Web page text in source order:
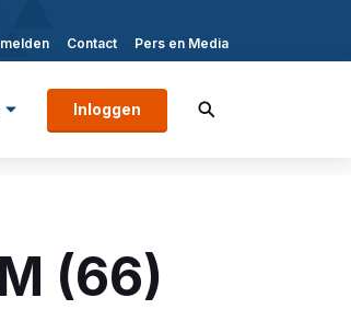
Contact Pers en Media
Inloggen
(66)